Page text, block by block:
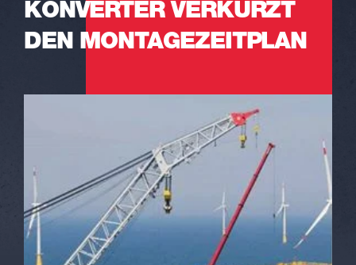
KONVERTER VERKÜRZT
DEN MONTAGEZEITPLAN